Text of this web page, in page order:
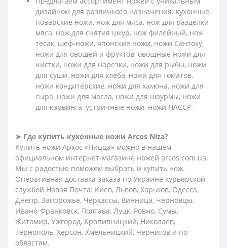
дизайном для различного назначения: кухонные,
поварские ножи, нож для мяса, нож для разделки
мяса, нож для снятия шкур, нож филейный, нож
тесак, шеф-ножи, японские ножи, ножи Сантоку,
ножи для овощей и фруктов, овощные ножи для
чистки, ножи для нарезки, ножи для рыбы, ножи
для суши, ножи для хлеба, ножи для томатов,
ножи кондитерские, ножи для хамона, ножи для
сыра, ножи для масла, ножи для шаурмы, ножи
для карвинга, устричные ножи, ножи HACCP.
➤ Где купить кухонные ножи Arcos Niza?
Купить ножи Аркос «Ницца» можно в нашем
официальном интернет-магазине ножей arcos.com.ua.
Мы с радостью поможем выбрать и купить нож.
Оперативная доставка заказа по Украине курьерской
службой Новая Почта: Киев, Львов, Харьков, Одесса,
Днепр, Запорожье, Черкассы, Винница, Черновцы,
Ивано-Франковск, Полтава, Луцк, Ровно, Сумы,
Житомир, Ужгород, Кропивницкий, Николаев,
Тернополь, Херсон, Хмельницкий, Чернигов и по
областям.